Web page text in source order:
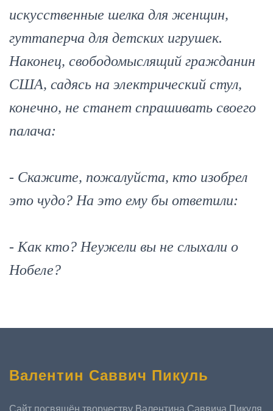
искусственные шелка для женщин,
гуттаперча для детских игрушек.
Наконец, свободомыслящий гражданин
США, садясь на электрический стул,
конечно, не станет спрашивать своего
палача:
- Скажите, пожалуйста, кто изобрел
это чудо? На это ему бы ответили:
- Как кто? Неужели вы не слыхали о
Нобеле?
Валентин Саввич Пикуль
Сайт посвящён творчеству Валентина Саввича Пикуля